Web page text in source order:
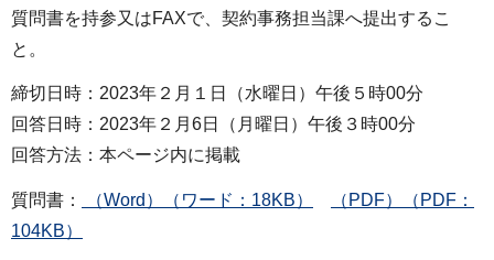
質問書を持参又はFAXで、契約事務担当課へ提出するこ
と。
締切日時：2023年２月１日（水曜日）午後５時00分
回答日時：2023年２月6日（月曜日）午後３時00分
回答方法：本ページ内に掲載
質問書： （Word）（ワード：18KB）
（PDF）（PDF：
104KB）